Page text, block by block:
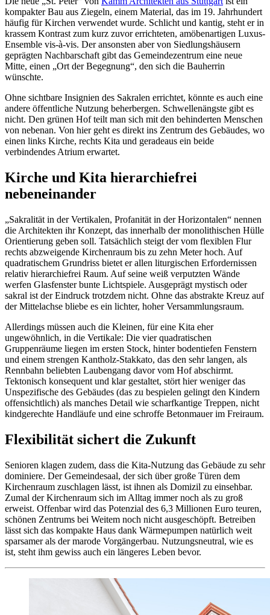
kompakter Bau aus Ziegeln, einem Material, das im 19. Jahrhundert
häufig für Kirchen verwendet wurde. Schlicht und kantig, steht er in
krassem Kontrast zum kurz zuvor errichteten, amöbenartigen Luxus-
Ensemble vis-à-vis. Der ansonsten aber von Siedlungshäusern
geprägten Nachbarschaft gibt das Gemeindezentrum eine neue
Mitte, einen „Ort der Begegnung“, den sich die Bauherrin
wünschte.
Ohne sichtbare Insignien des Sakralen errichtet, könnte es auch eine
andere öffentliche Nutzung beherbergen. Schwellenängste gibt es
nicht. Den grünen Hof teilt man sich mit den behinderten Menschen
von nebenan. Von hier geht es direkt ins Zentrum des Gebäudes, wo
einen links Kirche, rechts Kita und geradeaus ein beide
verbindendes Atrium erwartet.
Kirche und Kita hierarchiefrei
nebeneinander
„Sakralität in der Vertikalen, Profanität in der Horizontalen“ nennen
die Architekten ihr Konzept, das innerhalb der monolithischen Hülle
Orientierung geben soll. Tatsächlich steigt der vom flexiblen Flur
rechts abzweigende Kirchenraum bis zu zehn Meter hoch. Auf
quadratischem Grundriss bietet er allen liturgischen Erfordernissen
relativ hierarchiefrei Raum. Auf seine weiß verputzten Wände
werfen Glasfenster bunte Lichtspiele. Ausgeprägt mystisch oder
sakral ist der Eindruck trotzdem nicht. Ohne das abstrakte Kreuz auf
der Mittelachse bliebe es ein lichter, hoher Versammlungsraum.
Allerdings müssen auch die Kleinen, für eine Kita eher
ungewöhnlich, in die Vertikale: Die vier quadratischen
Gruppenräume liegen im ersten Stock, hinter bodentiefen Fenstern
und einem strengen Kantholz-Stakkato, das den sehr langen, als
Rennbahn beliebten Laubengang davor vom Hof abschirmt.
Tektonisch konsequent und klar gestaltet, stört hier weniger das
Unspezifische des Gebäudes (das zu bespielen gelingt den Kindern
offensichtlich) als manches Detail wie scharfkantige Treppen, nicht
kindgerechte Handläufe und eine schroffe Betonmauer im Freiraum.
Flexibilität sichert die Zukunft
Senioren klagen zudem, dass die Kita-Nutzung das Gebäude zu sehr
dominiere. Der Gemeindesaal, der sich über große Türen dem
Kirchenraum zuschlagen lässt, ist ihnen als Domizil zu einsehbar.
Zumal der Kirchenraum sich im Alltag immer noch als zu groß
erweist. Offenbar wird das Potenzial des 6,3 Millionen Euro teuren,
schönen Zentrums bei Weitem noch nicht ausgeschöpft. Betreiben
lässt sich das kompakte Haus dank Wärmepumpen natürlich weit
sparsamer als der marode Vorgängerbau. Nutzungsneutral, wie es
ist, steht ihm gewiss auch ein längeres Leben bevor.